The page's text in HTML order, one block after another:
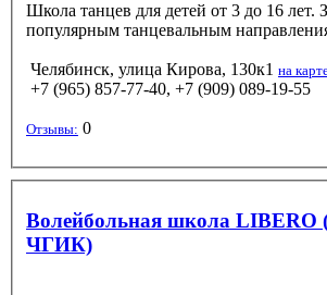
Школа танцев для детей от 3 до 16 лет.
популярным танцевальным
Челябинск, улица Кирова, 130к1 на
+7 (965) 857-77-40, +7 (909) 089-19-55
Отзывы: 0
Волейбольная школа LIBERO
ЧГИК)